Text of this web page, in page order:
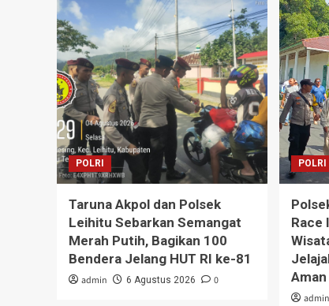
POLRI
Taruna Akpol dan Polsek
Leihitu Sebarkan Semangat
Merah Putih, Bagikan 100
Bendera Jelang HUT RI ke-81
admin 6 Agustus 2026 0
POLRI
Race
Aman
admin